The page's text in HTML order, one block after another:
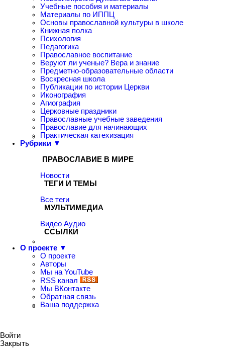
Учебные пособия и материалы
Материалы по ИППЦ
Основы православной культуры в школе
Книжная полка
Психология
Педагогика
Православное воспитание
Веруют ли ученые? Вера и знание
Предметно-образовательные области
Воскресная школа
Публикации по истории Церкви
Иконография
Агиография
Церковные праздники
Православные учебные заведения
Православие для начинающих
Практическая катехизация
Рубрики ▼
ПРАВОСЛАВИЕ В МИРЕ
Новости
ТЕГИ И ТЕМЫ
Все теги
МУЛЬТИМЕДИА
Видео Аудио
ССЫЛКИ
О проекте ▼
О проекте
Авторы
Мы на YouTube
RSS канал
Мы ВКонтакте
Обратная связь
Ваша поддержка
Войти
Закрыть